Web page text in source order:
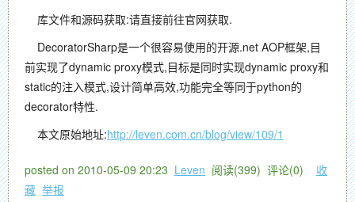
库文件和源码获取:请直接前往官网获取.
DecoratorSharp是一个很容易使用的开源.net AOP框架,目
前实现了dynamic proxy模式,目标是同时实现dynamic proxy和
static的注入模式,设计简单高效,功能完全等同于python的
decorator特性.
本文原始地址:http://leven.com.cn/blog/view/109/1
posted on 2010-05-09 20:23 Leven 阅读(399) 评论(0) 收
藏 举报